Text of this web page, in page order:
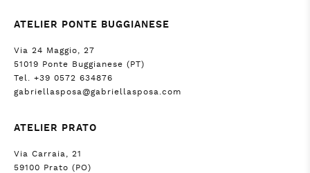
ATELIER PONTE BUGGIANESE
Via 24 Maggio, 27
51019 Ponte Buggianese (PT)
Tel. +39 0572 634876
gabriellasposa@gabriellasposa.com
ATELIER PRATO
Via Carraia, 21
59100 Prato (PO)